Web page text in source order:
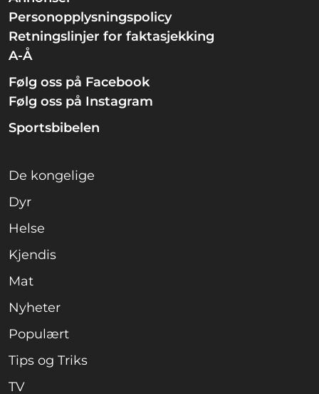
Personopplysningspolicy
Retningslinjer for faktasjekking
A-Å
Følg oss på Facebook
Følg oss på Instagram
Sportsbibelen
De kongelige
Dyr
Helse
Kjendis
Mat
Nyheter
Populært
Tips og Triks
TV